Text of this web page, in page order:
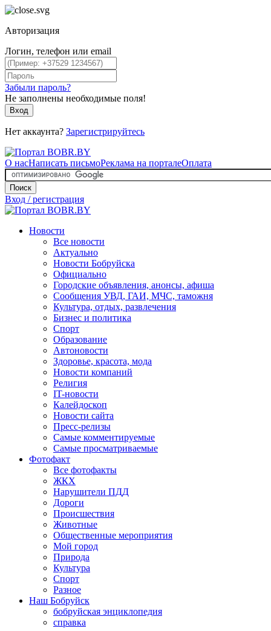
Авторизация
Логин, телефон или email
Забыли пароль?
Не заполнены необходимые поля!
Вход
Нет аккаунта? Зарегистрируйтесь
О насНаписать письмоРеклама на порталеОплата
Поиск
Вход / регистрация
Новости
Все новости
Актуально
Новости Бобруйска
Официально
Городские объявления, анонсы, афиша
Сообщения УВД, ГАИ, МЧС, таможня
Культура, отдых, развлечения
Бизнес и политика
Спорт
Образование
Автоновости
Здоровье, красота, мода
Новости компаний
Религия
IT-новости
Калейдоскоп
Новости сайта
Пресс-релизы
Самые комментируемые
Самые просматриваемые
Фотофакт
Все фотофакты
ЖКХ
Нарушители ПДД
Дороги
Происшествия
Животные
Общественные мероприятия
Мой город
Природа
Культура
Спорт
Разное
Наш Бобруйск
бобруйская энциклопедия
справка